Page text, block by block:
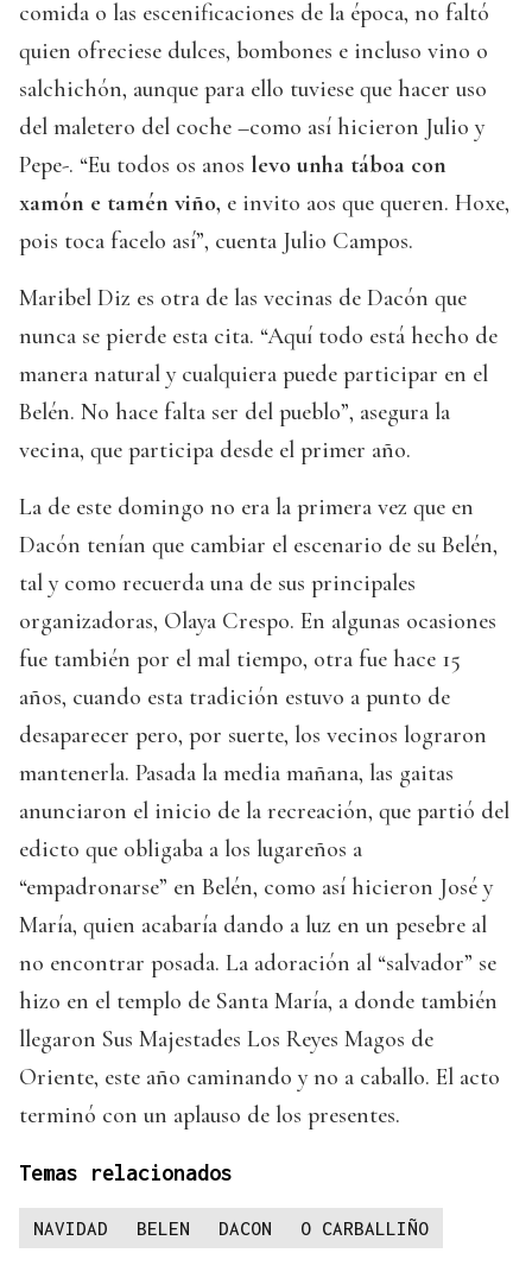
comida o las escenificaciones de la época, no faltó
quien ofreciese dulces, bombones e incluso vino o
salchichón, aunque para ello tuviese que hacer uso
del maletero del coche –como así hicieron Julio y
Pepe-. “Eu todos os anos levo unha táboa con
xamón e tamén viño, e invito aos que queren. Hoxe,
pois toca facelo así”, cuenta Julio Campos.
Maribel Diz es otra de las vecinas de Dacón que
nunca se pierde esta cita. “Aquí todo está hecho de
manera natural y cualquiera puede participar en el
Belén. No hace falta ser del pueblo”, asegura la
vecina, que participa desde el primer año.
La de este domingo no era la primera vez que en
Dacón tenían que cambiar el escenario de su Belén,
tal y como recuerda una de sus principales
organizadoras, Olaya Crespo. En algunas ocasiones
fue también por el mal tiempo, otra fue hace 15
años, cuando esta tradición estuvo a punto de
desaparecer pero, por suerte, los vecinos lograron
mantenerla. Pasada la media mañana, las gaitas
anunciaron el inicio de la recreación, que partió del
edicto que obligaba a los lugareños a
“empadronarse” en Belén, como así hicieron José y
María, quien acabaría dando a luz en un pesebre al
no encontrar posada. La adoración al “salvador” se
hizo en el templo de Santa María, a donde también
llegaron Sus Majestades Los Reyes Magos de
Oriente, este año caminando y no a caballo. El acto
terminó con un aplauso de los presentes.
Temas relacionados
NAVIDAD BELEN DACON O CARBALLIÑO